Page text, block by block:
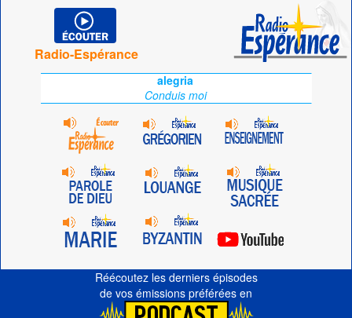
Radio-Espérance
alegria
Conduis moi
Réécoutez les derniers épisodes
de vos émissions préférées en